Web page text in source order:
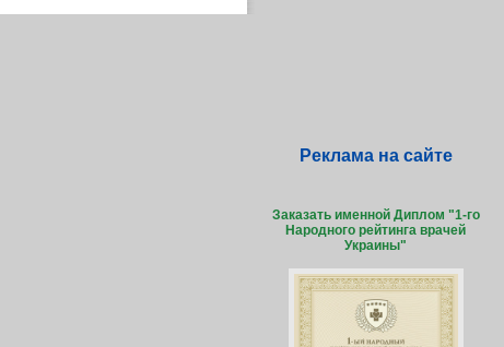
Реклама на сайте
Заказать именной Диплом "1-го
Народного рейтинга врачей
Украины"